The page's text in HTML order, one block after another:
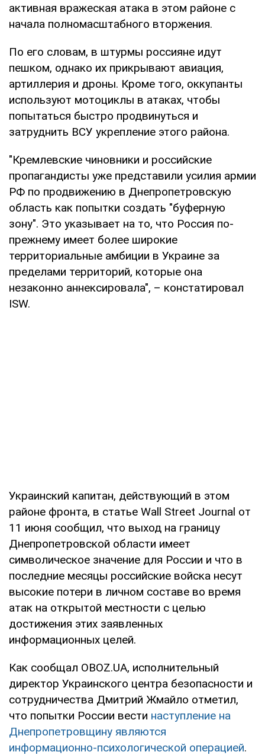
активная вражеская атака в этом районе с
начала полномасштабного вторжения.
По его словам, в штурмы россияне идут
пешком, однако их прикрывают авиация,
артиллерия и дроны. Кроме того, оккупанты
используют мотоциклы в атаках, чтобы
попытаться быстро продвинуться и
затруднить ВСУ укрепление этого района.
"Кремлевские чиновники и российские
пропагандисты уже представили усилия армии
РФ по продвижению в Днепропетровскую
область как попытки создать "буферную
зону". Это указывает на то, что Россия по-
прежнему имеет более широкие
территориальные амбиции в Украине за
пределами территорий, которые она
незаконно аннексировала", – констатировал
ISW.
Украинский капитан, действующий в этом
районе фронта, в статье Wall Street Journal от
11 июня сообщил, что выход на границу
Днепропетровской области имеет
символическое значение для России и что в
последние месяцы российские войска несут
высокие потери в личном составе во время
атак на открытой местности с целью
достижения этих заявленных
информационных целей.
Как сообщал OBOZ.UA, исполнительный
директор Украинского центра безопасности и
сотрудничества Дмитрий Жмайло отметил,
что попытки России вести наступление на
Днепропетровщину являются
информационно-психологической операцией.